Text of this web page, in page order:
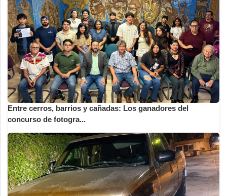
Entre cerros, barrios y cañadas: Los ganadores del
concurso de fotogra...